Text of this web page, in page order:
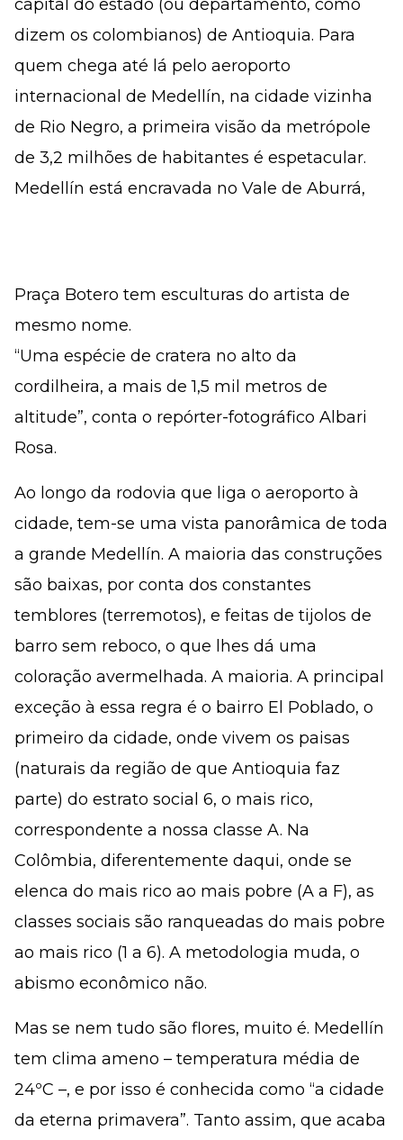
capital do estado (ou departamento, como
dizem os colombianos) de Antioquia. Para
quem chega até lá pelo aeroporto
internacional de Medellín, na cidade vizinha
de Rio Negro, a primeira visão da metrópole
de 3,2 milhões de habitantes é espetacular.
Medellín está encravada no Vale de Aburrá,
Praça Botero tem esculturas do artista de
mesmo nome.
“Uma espécie de cratera no alto da
cordilheira, a mais de 1,5 mil metros de
altitude”, conta o repórter-fotográfico Albari
Rosa.
Ao longo da rodovia que liga o aeroporto à
cidade, tem-se uma vista panorâmica de toda
a grande Medellín. A maioria das construções
são baixas, por conta dos constantes
temblores (terremotos), e feitas de tijolos de
barro sem reboco, o que lhes dá uma
coloração avermelhada. A maioria. A principal
exceção à essa regra é o bairro El Poblado, o
primeiro da cidade, onde vivem os paisas
(naturais da região de que Antioquia faz
parte) do estrato social 6, o mais rico,
correspondente a nossa classe A. Na
Colômbia, diferentemente daqui, onde se
elenca do mais rico ao mais pobre (A a F), as
classes sociais são ranqueadas do mais pobre
ao mais rico (1 a 6). A metodologia muda, o
abismo econômico não.
Mas se nem tudo são flores, muito é. Medellín
tem clima ameno – temperatura média de
24ºC –, e por isso é conhecida como “a cidade
da eterna primavera”. Tanto assim, que acaba